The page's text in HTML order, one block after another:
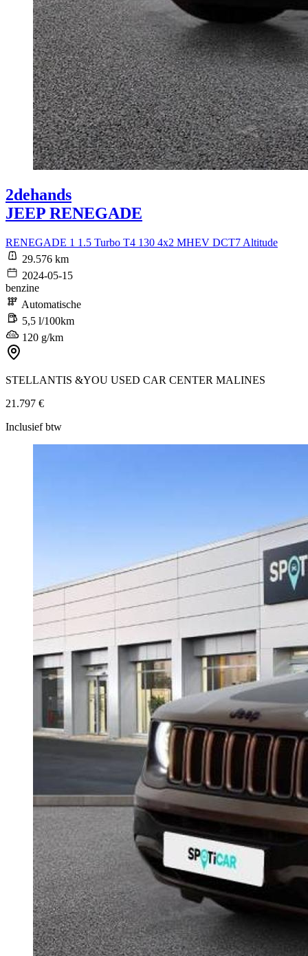
2dehands
JEEP RENEGADE
RENEGADE 1 1.5 Turbo T4 130 4x2 MHEV DCT7 Altitude
29.576 km
2024-05-15
benzine
Automatische
5,5 l/100km
120 g/km
STELLANTIS &YOU USED CAR CENTER MALINES
21.797 €
Inclusief btw